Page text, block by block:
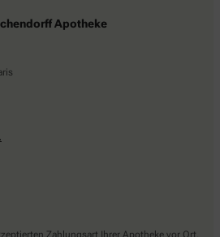
Apotheke
Zahlungsart Ihrer Apotheke vor Ort.